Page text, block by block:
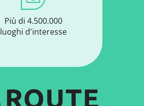
Più di 4.500.000
luoghi d'interesse